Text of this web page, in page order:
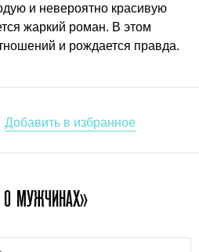
и невероятно красивую
жаркий роман. В этом
и рождается правда.
МУЖЧИНАХ»